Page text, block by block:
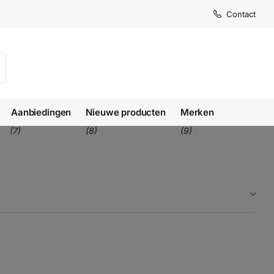
Levertijd1-3
Levertijd1-3
Contact
Aanbiedingen
(7)
Nieuwe producten
(8)
Merken
(9)